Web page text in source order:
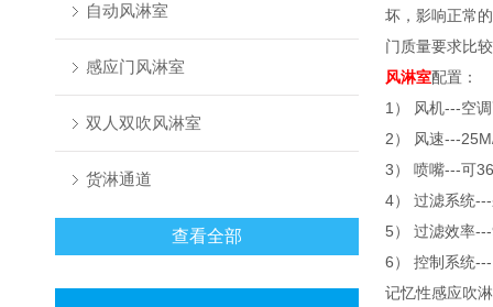
自动风淋室
感应门风淋室
双人双吹风淋室
货淋通道
查看全部
坏，影响正常
门质量要求比
风淋室配置：
1） 风机---空
2） 风速---
3） 喷嘴---可
4） 过滤系统
5） 过滤效率
6） 控制系统
记忆性感应吹